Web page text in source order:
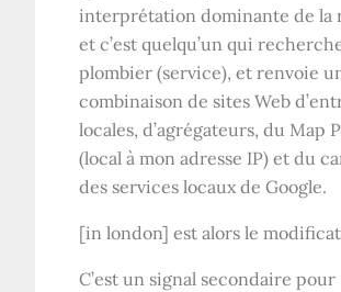
interprétation dominante de la
et c’est quelqu’un qui
plombier (service), et renvoie
combinaison de sites Web
locales, d’agrégateurs, du Map
(local à mon adresse IP) et du
des services locaux de Google.
[in london] est alors le
C’est un signal secondaire pour